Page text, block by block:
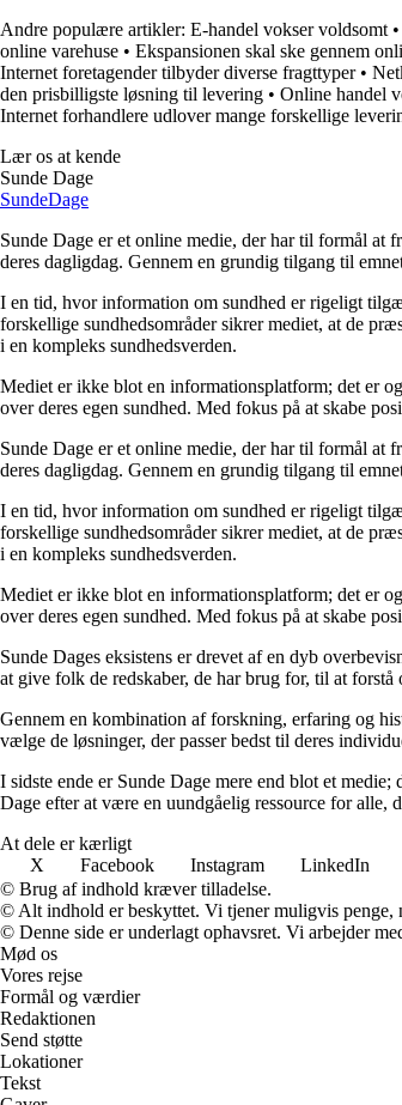
Andre populære artikler: E-handel vokser voldsomt •
online varehuse • Ekspansionen skal ske gennem
Internet foretagender tilbyder diverse fragttyper•
den prisbilligste løsning til levering • Online handel
Internet forhandlere udlover mange forskellige
Lær os at kende
Sunde Dage
SundeDage
Sunde Dage er et online medie, der har til formål at
deres dagligdag. Gennem en grundig tilgang til
I en tid, hvor information om sundhed er rigeligt
forskellige sundhedsområder sikrer mediet, at de
i en kompleks sundhedsverden.
Mediet er ikke blot en informationsplatform; det er
over deres egen sundhed. Med fokus på at skabe
Sunde Dage er et online medie, der har til formål at
deres dagligdag. Gennem en grundig tilgang til
I en tid, hvor information om sundhed er rigeligt
forskellige sundhedsområder sikrer mediet, at de
i en kompleks sundhedsverden.
Mediet er ikke blot en informationsplatform; det er
over deres egen sundhed. Med fokus på at skabe
Sunde Dages eksistens er drevet af en dyb
at give folk de redskaber, de har brug for, til at
Gennem en kombination af forskning, erfaring og
vælge de løsninger, der passer bedst til deres
I sidste ende er Sunde Dage mere end blot et
Dage efter at være en uundgåelig ressource for alle,
At dele er kærligt
X
Facebook Instagram LinkedIn
© Brug af indhold kræver tilladelse.
© Alt indhold er beskyttet. Vi tjener muligvis penge,
© Denne side er underlagt ophavsret. Vi arbejder
Mød os
Vores rejse
Formål og værdier
Redaktionen
Send støtte
Lokationer
Tekst